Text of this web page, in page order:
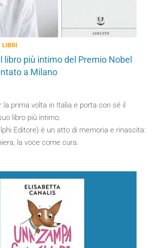
LIBRI
libro più intimo del Premio Nobel
a Milano
la prima volta in Italia e porta con sé il
libro più intimo.
Editore) è un atto di memoria e rinascita:
la voce come cura.